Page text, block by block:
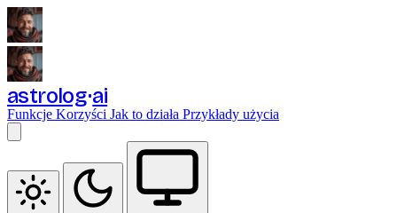
astrolog ai
Funkcje Korzyści Jak to działa Przykłady użycia